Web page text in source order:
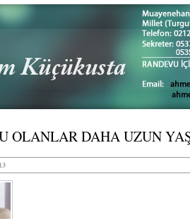
OLANLAR DAHA UZUN